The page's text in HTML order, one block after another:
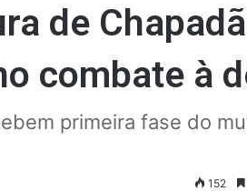
de
combate à
primeira fase do
152